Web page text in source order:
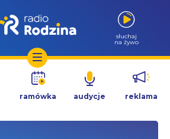
słuchaj
na żywo
ramówka audycje reklama